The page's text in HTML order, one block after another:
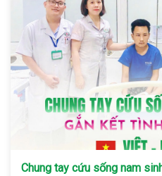
Chung tay cứu sống nam